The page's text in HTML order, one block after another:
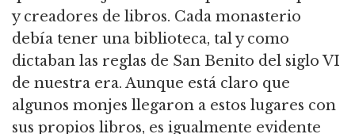
y creadores de libros. Cada monasterio
debía tener una biblioteca, tal y como
dictaban las reglas de San Benito del siglo VI
de nuestra era. Aunque está claro que
algunos monjes llegaron a estos lugares con
sus propios libros, es igualmente evidente